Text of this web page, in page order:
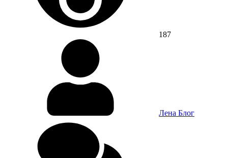
187
Лена Блог